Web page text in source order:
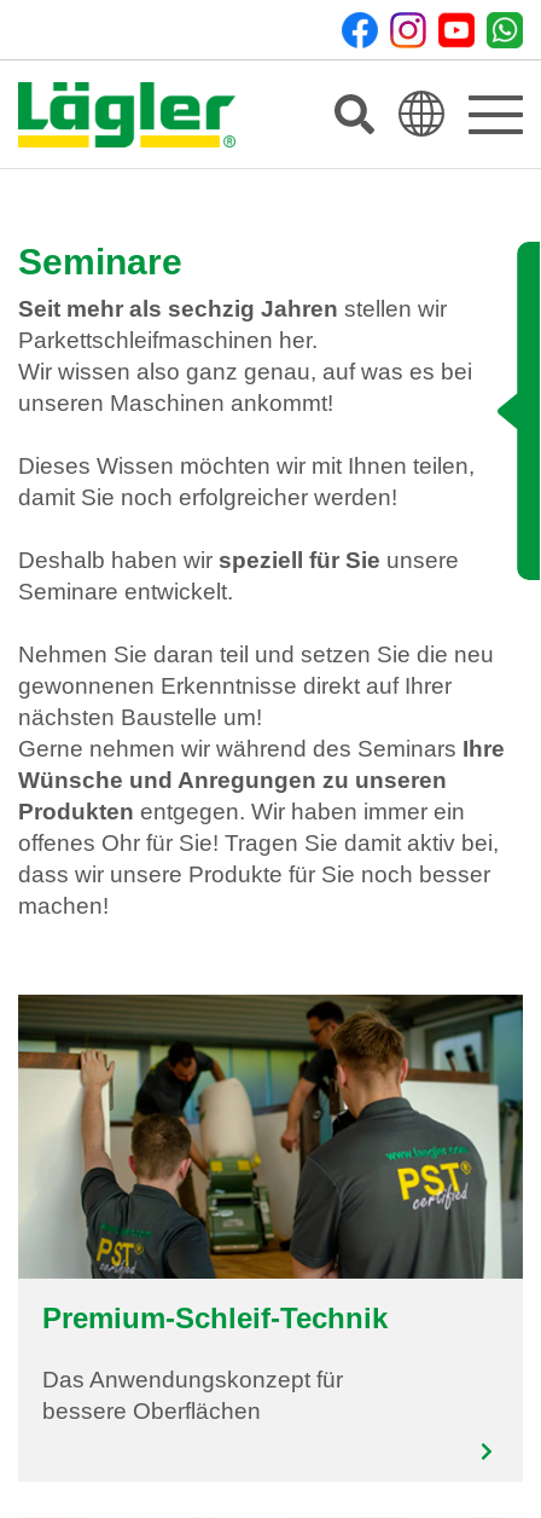
Toggle
Seminare
Seit mehr als sechzig Jahren stellen wir
Parkettschleifmaschinen her.
Wir wissen also ganz genau, auf was es bei
unseren Maschinen ankommt!
Dieses Wissen möchten wir mit Ihnen teilen,
damit Sie noch erfolgreicher werden!
Deshalb haben wir speziell für Sie unsere
Seminare entwickelt.
Nehmen Sie daran teil und setzen Sie die neu
gewonnenen Erkenntnisse direkt auf Ihrer
nächsten Baustelle um!
Gerne nehmen wir während des Seminars Ihre
Wünsche und Anregungen zu unseren
Produkten entgegen. Wir haben immer ein
offenes Ohr für Sie! Tragen Sie damit aktiv bei,
dass wir unsere Produkte für Sie noch besser
machen!
Premium-Schleif-Technik
Das Anwendungskonzept für
bessere Oberflächen